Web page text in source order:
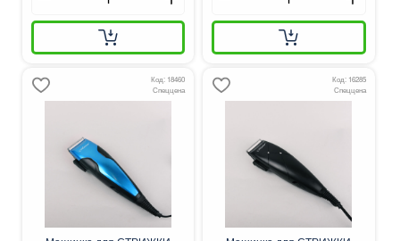
Код: 18460
Спеццена
Код: 16285
Спеццена